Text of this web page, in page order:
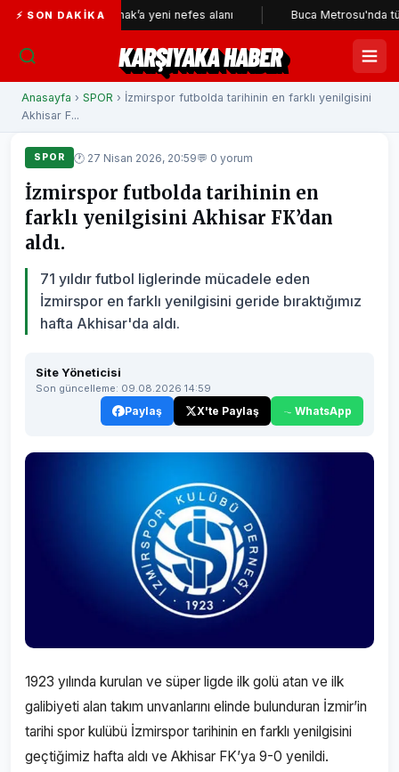
⚡ SON DAKIKA
Konak’a yeni nefes alanı Buca Metrosu'nda tünellerin
KARŞIYAKA HABER
Anasayfa › SPOR › İzmirspor futbolda tarihinin en farklı yenilgisini
Akhisar F...
SPOR 🕐 27 Nisan 2026, 20:59💬 0 yorum
İzmirspor futbolda tarihinin en
farklı yenilgisini Akhisar FK’dan
aldı.
71 yıldır futbol liglerinde mücadele eden
İzmirspor en farklı yenilgisini geride bıraktığımız
hafta Akhisar'da aldı.
Site Yöneticisi
Son güncelleme: 09.08.2026 14:59
Paylaş X'te Paylaş WhatsApp
1923 yılında kurulan ve süper ligde ilk golü atan ve ilk
galibiyeti alan takım unvanlarını elinde bulunduran İzmir’in
tarihi spor kulübü İzmirspor tarihinin en farklı yenilgisini
geçtiğimiz hafta aldı ve Akhisar FK’ya 9-0 yenildi.